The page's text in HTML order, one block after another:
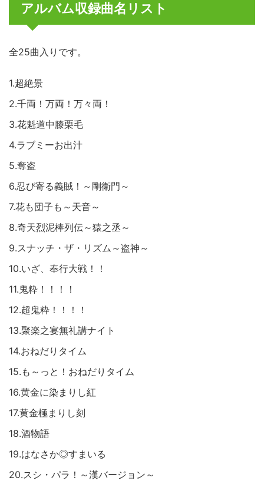
アルバム収録曲名リスト
全25曲入りです。
1.超絶景
2.千両！万両！万々両！
3.花魁道中膝栗毛
4.ラブミーお出汁
5.奪盗
6.忍び寄る義賊！～剛衛門～
7.花も団子も～天音～
8.奇天烈泥棒列伝～猿之丞～
9.スナッチ・ザ・リズム～盗神～
10.いざ、奉行大戦！！
11.鬼粋！！！！
12.超鬼粋！！！！
13.聚楽之宴無礼講ナイト
14.おねだりタイム
15.も～っと！おねだりタイム
16.黄金に染まりし紅
17.黄金極まりし刻
18.酒物語
19.はなさか◎すまいる
20.スシ・パラ！～漢バージョン～